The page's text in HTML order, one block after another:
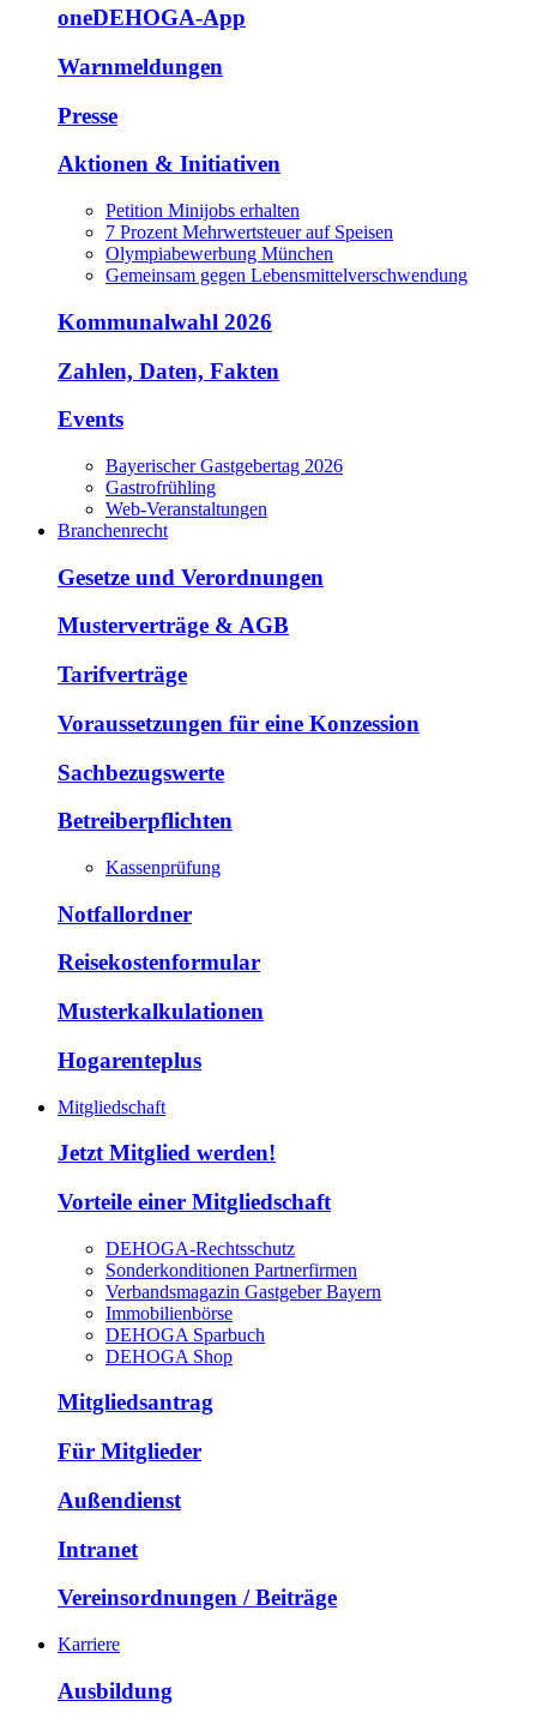
oneDEHOGA-App
Warnmeldungen
Presse
Aktionen & Initiativen
Petition Minijobs erhalten
7 Prozent Mehrwertsteuer auf Speisen
Olympiabewerbung München
Gemeinsam gegen Lebensmittelverschwendung
Kommunalwahl 2026
Zahlen, Daten, Fakten
Events
Bayerischer Gastgebertag 2026
Gastrofrühling
Web-Veranstaltungen
Branchenrecht
Gesetze und Verordnungen
Musterverträge & AGB
Tarifverträge
Voraussetzungen für eine Konzession
Sachbezugswerte
Betreiberpflichten
Kassenprüfung
Notfallordner
Reisekostenformular
Musterkalkulationen
Hogarenteplus
Mitgliedschaft
Jetzt Mitglied werden!
Vorteile einer Mitgliedschaft
DEHOGA-Rechtsschutz
Sonderkonditionen Partnerfirmen
Verbandsmagazin Gastgeber Bayern
Immobilienbörse
DEHOGA Sparbuch
DEHOGA Shop
Mitgliedsantrag
Für Mitglieder
Außendienst
Intranet
Vereinsordnungen / Beiträge
Karriere
Ausbildung